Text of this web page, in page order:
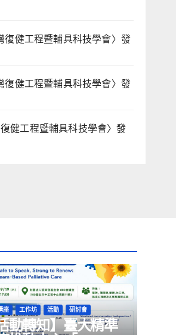
復健工程暨輔具科技學會〉發
復健工程暨輔具科技學會〉發
健工程暨輔具科技學會〉發
座 工作坊 活動 研討會
動轉知】臺大精準